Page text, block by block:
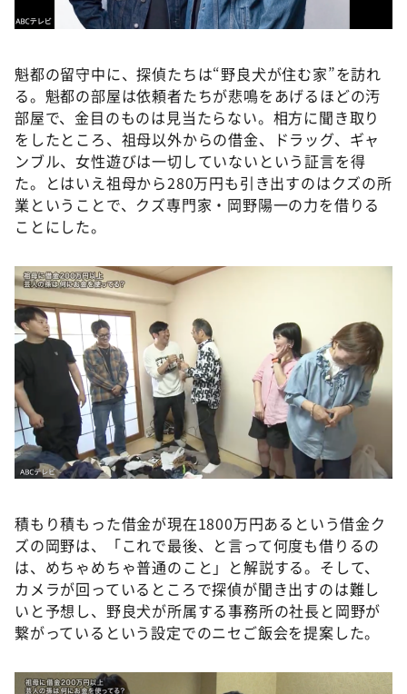
魁都の留守中に、探偵たちは“野良犬が住む家”を訪れ
る。魁都の部屋は依頼者たちが悲鳴をあげるほどの汚
部屋で、金目のものは見当たらない。相方に聞き取り
をしたところ、祖母以外からの借金、ドラッグ、ギャ
ンブル、女性遊びは一切していないという証言を得
た。とはいえ祖母から280万円も引き出すのはクズの所
業ということで、クズ専門家・岡野陽一の力を借りる
ことにした。
積もり積もった借金が現在1800万円あるという借金ク
ズの岡野は、「これで最後、と言って何度も借りるの
は、めちゃめちゃ普通のこと」と解説する。そして、
カメラが回っているところで探偵が聞き出すのは難し
いと予想し、野良犬が所属する事務所の社長と岡野が
繋がっているという設定でのニセご飯会を提案した。